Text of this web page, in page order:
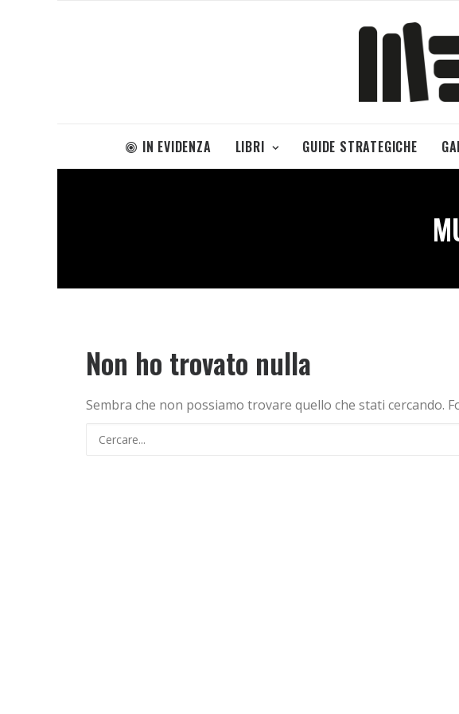
IN EVIDENZA LIBRI GUIDE STRATEGICHE
Non ho trovato nulla
Sembra che non possiamo trovare quello che stati cercando.